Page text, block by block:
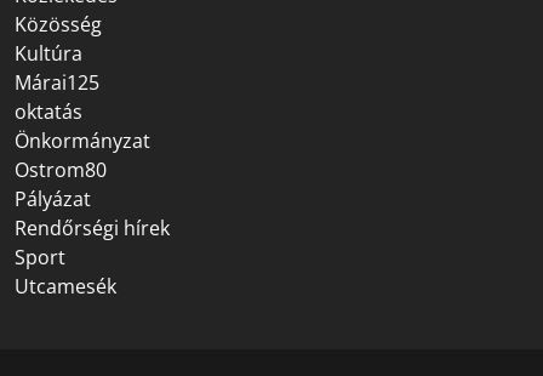
Közösség
Kultúra
Márai125
oktatás
Önkormányzat
Ostrom80
Pályázat
Rendőrségi hírek
Sport
Utcamesék